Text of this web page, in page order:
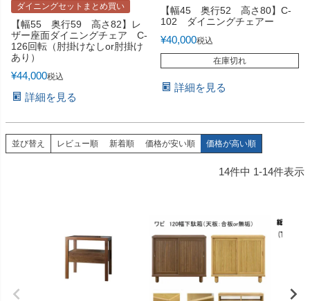
ダイニングセットまとめ買い
【幅55 奥行59 高さ82】レ
ザー座面ダイニングチェア C-
126回転（肘掛けなしor肘掛け
あり）
¥44,000税込
詳細を見る
【幅45 奥行52 高さ80】C-
102 ダイニングチェアー
¥40,000税込
在庫切れ
詳細を見る
並び替え レビュー順 新着順 価格が安い順 価格が高い順
14件中 1-14件表示